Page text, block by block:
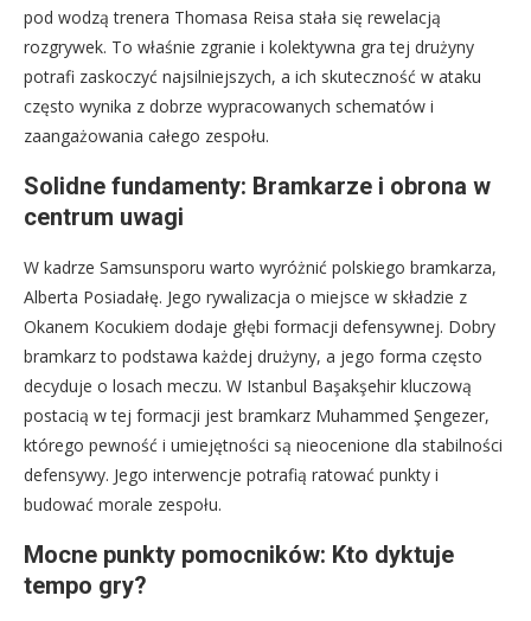
pod wodzą trenera Thomasa Reisa stała się rewelacją
rozgrywek. To właśnie zgranie i kolektywna gra tej drużyny
potrafi zaskoczyć najsilniejszych, a ich skuteczność w ataku
często wynika z dobrze wypracowanych schematów i
zaangażowania całego zespołu.
Solidne fundamenty: Bramkarze i obrona w
centrum uwagi
W kadrze Samsunsporu warto wyróżnić polskiego bramkarza,
Alberta Posiadałę. Jego rywalizacja o miejsce w składzie z
Okanem Kocukiem dodaje głębi formacji defensywnej. Dobry
bramkarz to podstawa każdej drużyny, a jego forma często
decyduje o losach meczu. W Istanbul Başakşehir kluczową
postacią w tej formacji jest bramkarz Muhammed Şengezer,
którego pewność i umiejętności są nieocenione dla stabilności
defensywy. Jego interwencje potrafią ratować punkty i
budować morale zespołu.
Mocne punkty pomocników: Kto dyktuje
tempo gry?